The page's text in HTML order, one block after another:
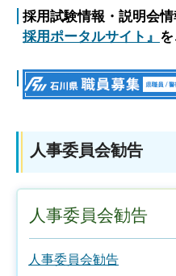
採用試験情報・説明会
採用ポータルサイト』 を
人事委員会勧告
人事委員会勧告
人事委員会勧告